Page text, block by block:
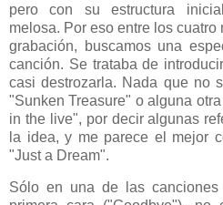
pero con su estructura
melosa. Por eso entre los
grabación, buscamos una
canción. Se trataba de
casi destrozarla. Nada que no
"Sunken Treasure" o alguna
in the live", por decir algunas
la idea, y me parece el mejor
"Just a Dream".
Sólo en una de las